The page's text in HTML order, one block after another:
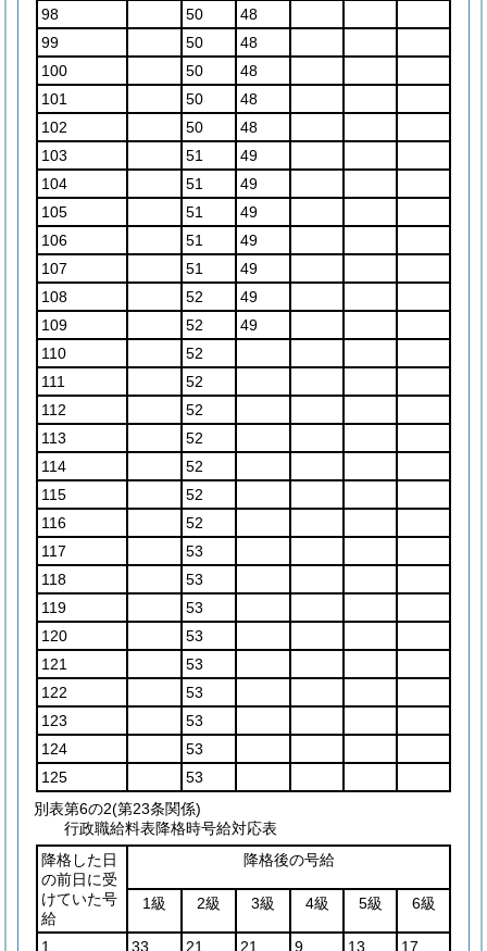
98
50
48
99
50
48
100
50
48
101
50
48
102
50
48
103
51
49
104
51
49
105
51
49
106
51
49
107
51
49
108
52
49
109
52
49
110
52
111
52
112
52
113
52
114
52
115
52
116
52
117
53
118
53
119
53
120
53
121
53
122
53
123
53
124
53
125
53
別表第6の2(第23条関係)
行政職給料表降格時号給対応表
降格した日
の前日に受
けていた号
給
降格後の号給
1級 2級 3級 4級 5級 6級
1 33 21 21 9 13
17